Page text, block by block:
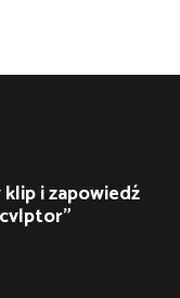
i zapowiedź